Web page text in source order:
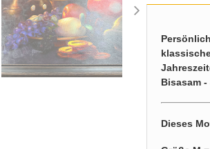
Bisasam
Dieses